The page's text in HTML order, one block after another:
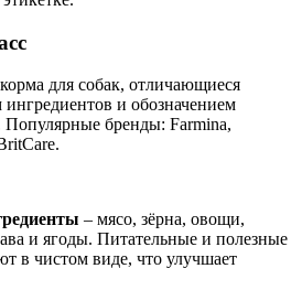
для собак, отличающиеся
и обозначением
бренды: Farmina,
– мясо, зёрна, овощи,
и ягоды. Питательные и полезные
в чистом виде, что улучшает